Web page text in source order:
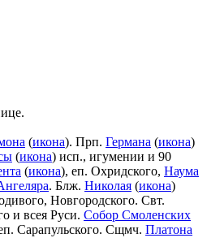
(икона). Прп. Германа (икона)
(икона) исп., игумении и 90
(икона), еп. Охридского, Наума
. Блж. Николая (икона)
Новгородского. Свт.
и всея Руси. Собор Смоленских
Сарапульского. Сщмч. Платона